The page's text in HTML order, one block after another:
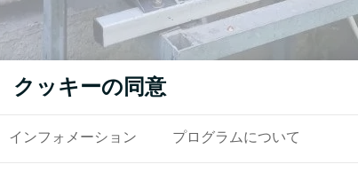
クッキーの同意
インフォメーション プログラムについて